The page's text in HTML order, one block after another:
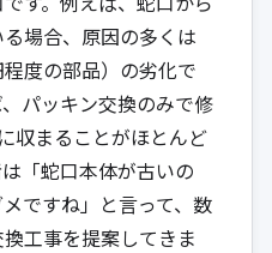
場合、原因の多くは
度の部品）の劣化で
パッキン交換のみで修
収まることがほとんど
「蛇口本体が古いの
ですね」と言って、数
工事を提案してきま